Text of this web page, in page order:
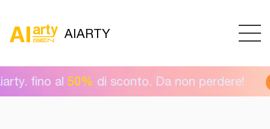
AIARTY
fino al 50%di sconto. Da non perdere!